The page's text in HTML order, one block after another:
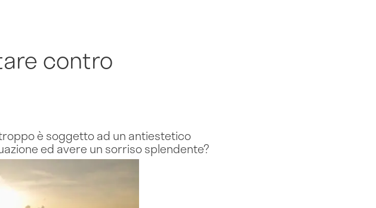
contro
è soggetto ad un antiestetico
ed avere un sorriso splendente?